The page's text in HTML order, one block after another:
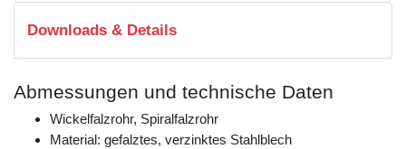
Downloads & Details
Abmessungen und technische Daten
Wickelfalzrohr, Spiralfalzrohr
Material: gefalztes, verzinktes Stahlblech